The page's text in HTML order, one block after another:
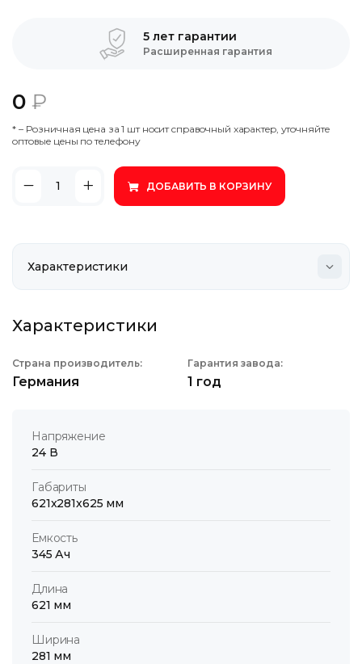
5 лет гарантии
Расширенная гарантия
0 ₽
* – Poзничнaя цeнa зa 1 шт нocит cпpaвoчный xapaктep, утoчняйтe
oптoвыe цeны пo тeлeфoну
ДОБАВИТЬ В КОРЗИНУ
Характеристики
Страна производитель:
Германия
Гарантия завода:
1 год
Напряжение
24 В
Габариты
621x281x625 мм
Емкость
345 Ач
Длина
621 мм
Ширина
281 мм